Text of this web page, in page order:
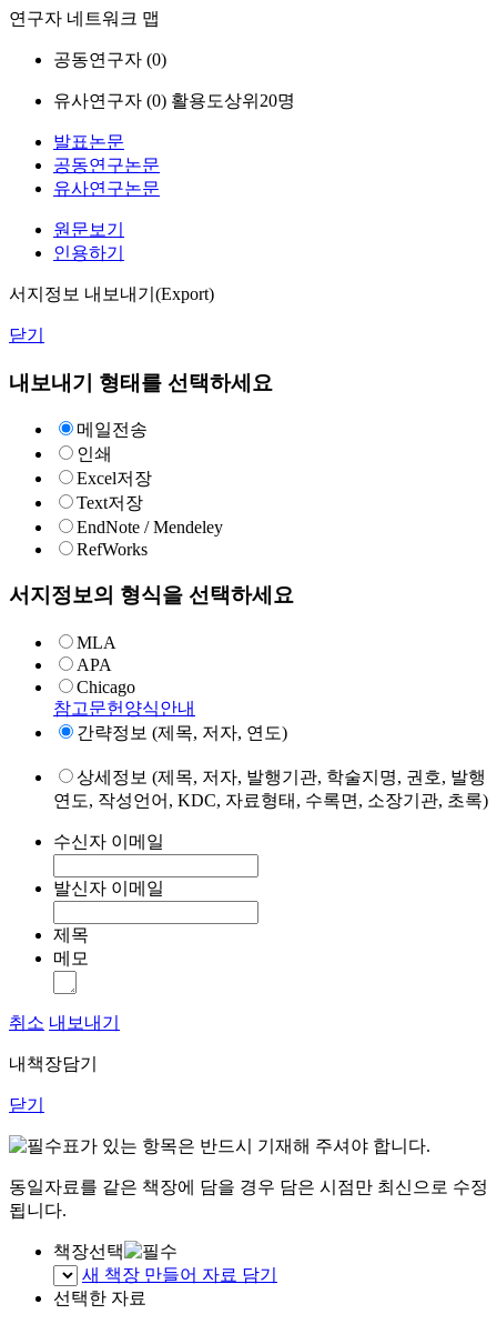
연구자 네트워크 맵
공동연구자 (0)
유사연구자 (0) 활용도상위20명
발표논문
공동연구논문
유사연구논문
원문보기
인용하기
서지정보 내보내기(Export)
닫기
내보내기 형태를 선택하세요
메일전송
인쇄
Excel저장
Text저장
EndNote / Mendeley
RefWorks
서지정보의 형식을 선택하세요
MLA
APA
Chicago
참고문헌양식안내
간략정보 (제목, 저자, 연도)
상세정보 (제목, 저자, 발행기관, 학술지명, 권호, 발행
연도, 작성언어, KDC, 자료형태, 수록면, 소장기관, 초록)
수신자 이메일
발신자 이메일
제목
메모
취소 내보내기
내책장담기
닫기
표가 있는 항목은 반드시 기재해 주셔야 합니다.
동일자료를 같은 책장에 담을 경우 담은 시점만 최신으로 수정
됩니다.
책장선택
새 책장 만들어 자료 담기
선택한 자료